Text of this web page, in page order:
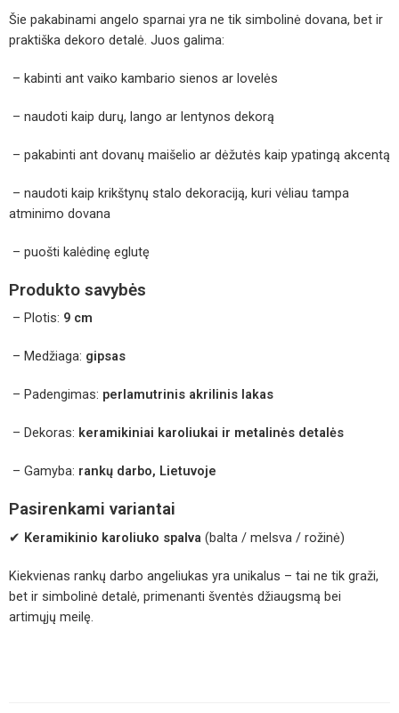
Šie pakabinami angelo sparnai yra ne tik simbolinė dovana, bet ir
praktiška dekoro detalė. Juos galima:
– kabinti ant vaiko kambario sienos ar lovelės
– naudoti kaip durų, lango ar lentynos dekorą
– pakabinti ant dovanų maišelio ar dėžutės kaip ypatingą akcentą
– naudoti kaip krikštynų stalo dekoraciją, kuri vėliau tampa
atminimo dovana
– puošti kalėdinę eglutę
Produkto savybės
– Plotis: 9 cm
– Medžiaga: gipsas
– Padengimas: perlamutrinis akrilinis lakas
– Dekoras: keramikiniai karoliukai ir metalinės detalės
– Gamyba: rankų darbo, Lietuvoje
Pasirenkami variantai
✔ Keramikinio karoliuko spalva (balta / melsva / rožinė)
Kiekvienas rankų darbo angeliukas yra unikalus – tai ne tik graži,
bet ir simbolinė detalė, primenanti šventės džiaugsmą bei
artimųjų meilę.